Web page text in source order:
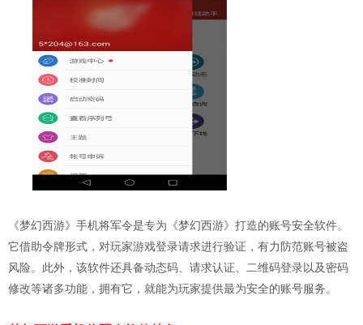
《梦幻西游》手机将军令是专为《梦幻西游》打造的账号安全软件。
它借助令牌形式，对玩家游戏登录请求进行验证，有力防范账号被盗
风险。此外，该软件还具备动态码、请求认证、二维码登录以及密码
修改等诸多功能，拥有它，就能为玩家提供最为安全的账号服务。